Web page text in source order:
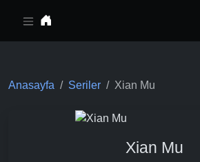
Anasayfa Seriler Xian Mu
Xian Mu